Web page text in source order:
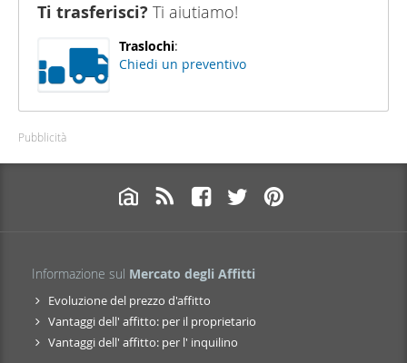
Ti trasferisci? Ti aiutiamo!
Traslochi:
Chiedi un preventivo
Pubblicità
Informazione sul Mercato degli Affitti
Evoluzione del prezzo d'affitto
Vantaggi dell' affitto: per il proprietario
Vantaggi dell' affitto: per l' inquilino